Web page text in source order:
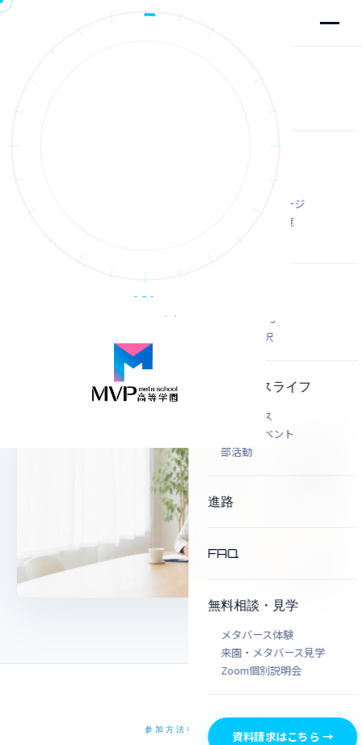
VER.1.0
What is MVP?
創設者メッセージ
バージョン制度
MVPの独自性
Phase 1〜3
コース選択
キャンパスライフ
メタバース
リアルイベント
部活動
進路
FAQ
無料相談・見学
メタバース体験
来園・メタバース見学
Zoom個別説明会
資料請求はこちら →
してみよう
授業を体験したり、キャンパスを見学したり、
まずは気軽に参加してみてください。
VRなしでOK
全国から参加可
参加方法を選ぶ